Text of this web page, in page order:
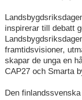
inspirerar till debatt
framtidsvisioner,
skapar de unga en
CAP27 och Smarta
Den